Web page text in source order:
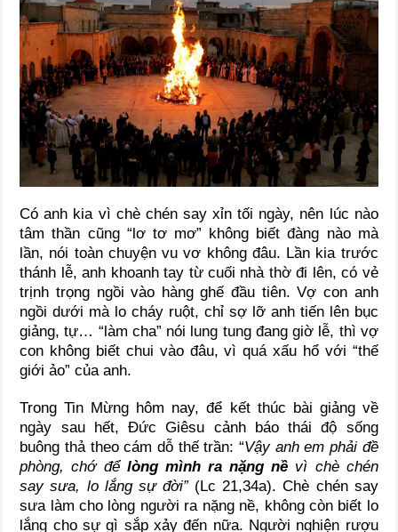
Có anh kia vì chè chén say xỉn tối ngày, nên lúc nào
tâm thần cũng “lơ tơ mơ” không biết đàng nào mà
lần, nói toàn chuyện vu vơ không đâu. Lần kia trước
thánh lễ, anh khoanh tay từ cuối nhà thờ đi lên, có vẻ
trịnh trọng ngồi vào hàng ghế đầu tiên. Vợ con anh
ngồi dưới mà lo cháy ruột, chỉ sợ lỡ anh tiến lên bục
giảng, tự… “làm cha” nói lung tung đang giờ lễ, thì vợ
con không biết chui vào đâu, vì quá xấu hổ với “thế
giới ảo” của anh.
Trong Tin Mừng hôm nay, để kết thúc bài giảng về
ngày sau hết, Đức Giêsu cảnh báo thái độ sống
buông thả theo cám dỗ thế trần: “Vậy anh em phải đề
phòng, chớ để lòng mình ra nặng nề vì chè chén
say sưa, lo lắng sự đời” (Lc 21,34a). Chè chén say
sưa làm cho lòng người ra nặng nề, không còn biết lo
lắng cho sự gì sắp xảy đến nữa. Người nghiện rượu